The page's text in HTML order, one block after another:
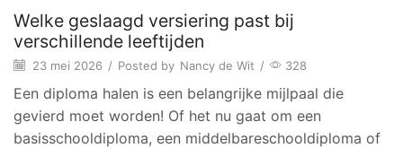
Welke geslaagd versiering past bij
verschillende leeftijden
23 mei 2026 / Posted by Nancy de Wit / 328
Een diploma halen is een belangrijke mijlpaal die
gevierd moet worden! Of het nu gaat om een
basisschooldiploma, een middelbareschooldiploma of